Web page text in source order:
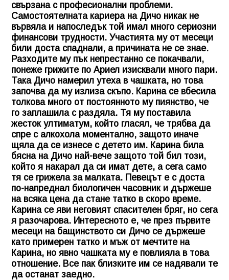
свързана с професионални проблеми.
Самостоятелната кариера на Дичо никак не
вървяла и напоследък той имал много сериозни
финансови трудности. Участията му от месеци
били доста спаднали, а причината не се знае.
Разходите му пък непрестанно се покачвали,
понеже грижите по Ариел изисквали много пари.
Така Дичо намерил утеха в чашката, но това
започва да му излиза скъпо. Карина се вбесила
толкова много от постоянното му пиянство, че
го заплашила с раздяла. Тя му поставила
жесток ултиматум, който гласял, че трябва да
спре с алкохола моментално, защото иначе
щяла да се изнесе с детето им. Карина била
бясна на Дичо най-вече защото той бил този,
който я накарал да си имат дете, а сега само
тя се грижела за малката. Певецът е с доста
по-напреднал биологичен часовник и държеше
на всяка цена да стане татко в скоро време.
Карина се яви неговият спасителен бряг, но сега
я разочарова. Интересното е, че през първите
месеци на бащинството си Дичо се държеше
като примерен татко и мъж от мечтите на
Карина, но явно чашката му е повлияла в това
отношение. Все пак близките им се надявали те
да останат заедно.